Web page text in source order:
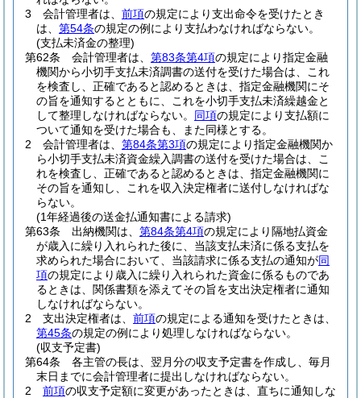
3
会計管理者は、 前項の規定により支出命令を受けたとき
は、 第54条の規定の例により支払わなければならない。
(支払未済金の整理)
第62条
会計管理者は、 第83条第4項の規定により指定金融
機関から小切手支払未済調書の送付を受けた場合は、これ
を検査し、正確であると認めるときは、指定金融機関にそ
の旨を通知するとともに、これを小切手支払未済繰越金と
して整理しなければならない。 同項の規定により支払額に
ついて通知を受けた場合も、また同様とする。
2
会計管理者は、 第84条第3項の規定により指定金融機関か
ら小切手支払未済資金繰入調書の送付を受けた場合は、こ
れを検査し、正確であると認めるときは、指定金融機関に
その旨を通知し、これを収入決定権者に送付しなければな
らない。
(1年経過後の送金払通知書による請求)
第63条
出納機関は、 第84条第4項の規定により隔地払資金
が歳入に繰り入れられた後に、当該支払未済に係る支払を
求められた場合において、当該請求に係る支払の通知が同
項の規定により歳入に繰り入れられた資金に係るものであ
るときは、関係書類を添えてその旨を支出決定権者に通知
しなければならない。
2
支出決定権者は、 前項の規定による通知を受けたときは、
第45条の規定の例により処理しなければならない。
(収支予定書)
第64条
各主管の長は、翌月分の収支予定書を作成し、毎月
末日までに会計管理者に提出しなければならない。
2
前項の収支予定額に変更があったときは、直ちに通知しな